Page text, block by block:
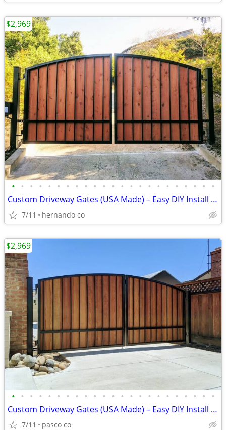
• • • • • • • • • • • • • • • • • • • • • • •
Custom Driveway Gates (USA Made) – Easy DIY Install + FREE Delivery
7/11 hernando co
$2,969
• • • • • • • • • • • • • • • • • • • • • • •
Custom Driveway Gates (USA Made) – Easy DIY Install + FREE Delivery
7/11 pasco co
$2,969